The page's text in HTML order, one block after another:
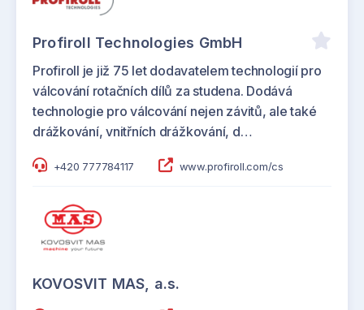
Profiroll Technologies GmbH
Profiroll je již 75 let dodavatelem technologií pro
válcování rotačních dílů za studena. Dodává
technologie pro válcování nejen závitů, ale také
drážkování, vnitřních drážkování, d…
+420 777784117 www.profiroll.com/cs
KOVOSVIT MAS, a.s.